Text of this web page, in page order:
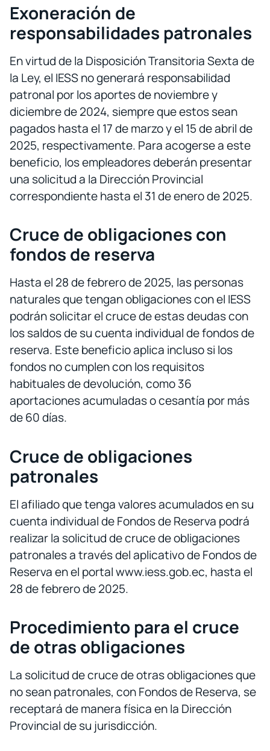
Exoneración de
responsabilidades patronales
En virtud de la Disposición Transitoria Sexta de
la Ley, el IESS no generará responsabilidad
patronal por los aportes de noviembre y
diciembre de 2024, siempre que estos sean
pagados hasta el 17 de marzo y el 15 de abril de
2025, respectivamente. Para acogerse a este
beneficio, los empleadores deberán presentar
una solicitud a la Dirección Provincial
correspondiente hasta el 31 de enero de 2025.
Cruce de obligaciones con
fondos de reserva
Hasta el 28 de febrero de 2025, las personas
naturales que tengan obligaciones con el IESS
podrán solicitar el cruce de estas deudas con
los saldos de su cuenta individual de fondos de
reserva. Este beneficio aplica incluso si los
fondos no cumplen con los requisitos
habituales de devolución, como 36
aportaciones acumuladas o cesantía por más
de 60 días.
Cruce de obligaciones
patronales
El afiliado que tenga valores acumulados en su
cuenta individual de Fondos de Reserva podrá
realizar la solicitud de cruce de obligaciones
patronales a través del aplicativo de Fondos de
Reserva en el portal www.iess.gob.ec, hasta el
28 de febrero de 2025.
Procedimiento para el cruce
de otras obligaciones
La solicitud de cruce de otras obligaciones que
no sean patronales, con Fondos de Reserva, se
receptará de manera física en la Dirección
Provincial de su jurisdicción.